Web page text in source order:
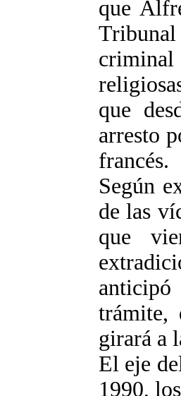
que
que
arresto
francés.
Según
de las
que
trámite,
girará a
El eje
1990,